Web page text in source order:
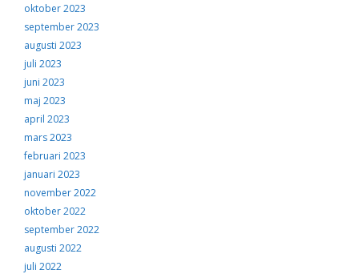
oktober 2023
september 2023
augusti 2023
juli 2023
juni 2023
maj 2023
april 2023
mars 2023
februari 2023
januari 2023
november 2022
oktober 2022
september 2022
augusti 2022
juli 2022